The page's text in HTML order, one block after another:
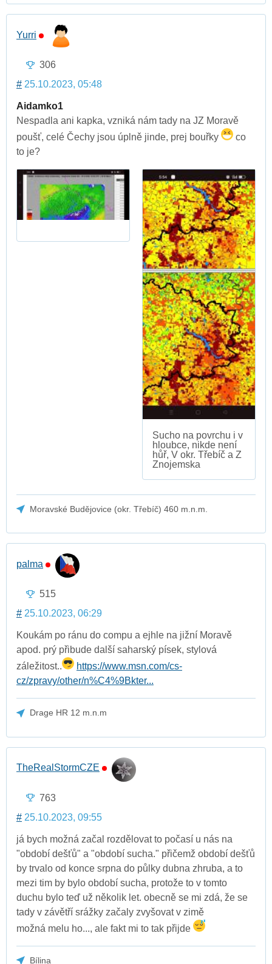
Yurri
306
# 25.10.2023, 05:48
Aidamko1
Nespadla ani kapka, vzniká nám tady na JZ Moravě
poušť, celé Čechy jsou úplně jinde, prej bouřky
co
to je?
Sucho na povrchu i v
hloubce, nikde není
hůř, V okr. Třebíč a Z
Znojemska
Moravské Budějovice (okr. Třebíč) 460 m.n.m.
palma
515
# 25.10.2023, 06:29
Koukám po ránu do compu a ejhle na jižní Moravě
apod. prý přibude další saharský písek, stylová
záležitost..
https://www.msn.com/cs-
cz/zpravy/other/n%C4%9Bkter...
Drage HR 12 m.n.m
TheRealStormCZE
763
# 25.10.2023, 09:55
já bych možná začal rozdělovat to počasí u nás na
"období dešťů" a "období sucha." přičemž období dešťů
by trvalo od konce srpna do půlky dubna zhruba, a to
mezi tim by bylo období sucha, protože to v tomto
duchu bylo teď už několik let. obecně se mi zdá, že se
tady v závětří srážky začaly zvyšovat v zimě
možná melu ho..., ale fakt mi to tak přijde
Bílina